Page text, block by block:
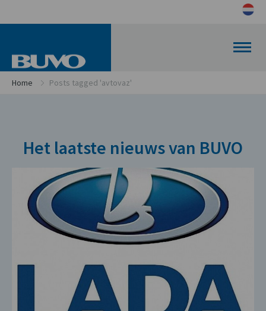
Home Posts tagged 'avtovaz'
Het laatste nieuws van BUVO